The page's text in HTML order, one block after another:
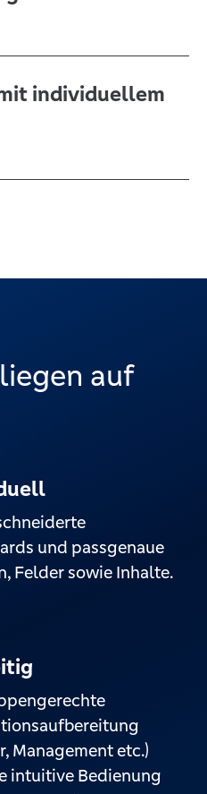
individuellem
auf
und passgenaue
Felder sowie Inhalte.
Management etc.)
intuitive Bedienung